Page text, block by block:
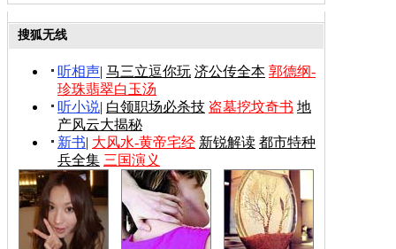
搜狐无线
听相声| 马三立逗你玩 济公传全本 郭德纲-
珍珠翡翠白玉汤
听小说| 白领职场必杀技 盗墓挖坟奇书 地
产风云大揭秘
新书| 大风水-黄帝宅经 新锐解读 都市特种
兵全集 三国演义